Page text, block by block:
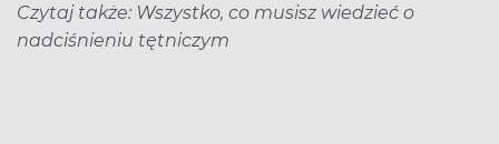
Czytaj także: Wszystko, co musisz wiedzieć o
nadciśnieniu tętniczym